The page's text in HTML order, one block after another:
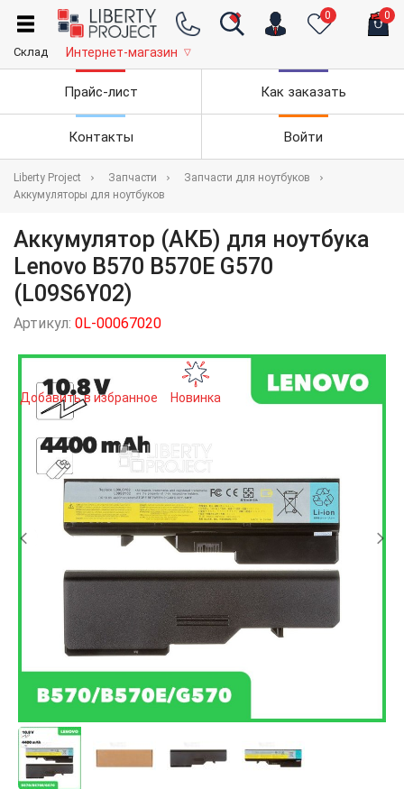
0 0
Склад Интернет-магазин ▽
Прайс-лист Как заказать
Контакты Войти
Liberty Project Запчасти
Запчасти для ноутбуков
Аккумуляторы для ноутбуков
Аккумулятор (АКБ) для ноутбука
Lenovo B570 B570E G570
(L09S6Y02)
Артикул: 0L-00067020
Добавить в избранное Новинка